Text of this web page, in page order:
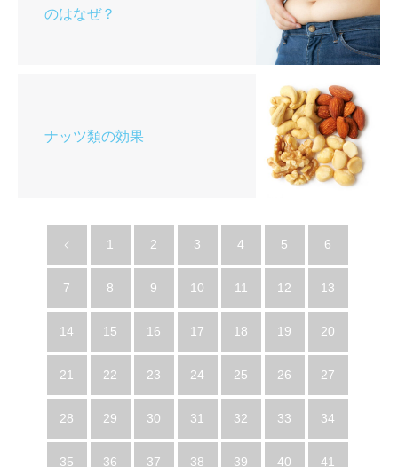
のはなぜ？
ナッツ類の効果
1 2 3 4 5 6
7 8 9 10 11 12 13
14 15 16 17 18 19 20
21 22 23 24 25 26 27
28 29 30 31 32 33 34
35 36 37 38 39 40 41